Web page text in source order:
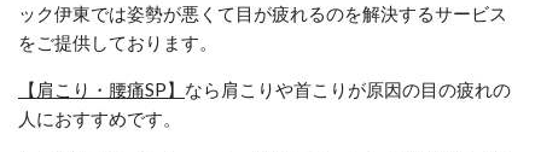
ック伊東では姿勢が悪くて目が疲れるのを解決するサービス
をご提供しております。
【肩こり・腰痛SP】 なら肩こりや首こりが原因の目の疲れの
人におすすめです。